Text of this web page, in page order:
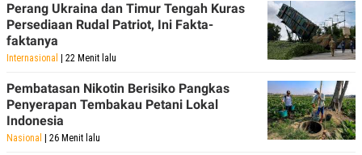
Perang Ukraina dan Timur Tengah Kuras
Persediaan Rudal Patriot, Ini Fakta-
faktanya
Internasional | 22 Menit lalu
Pembatasan Nikotin Berisiko Pangkas
Penyerapan Tembakau Petani Lokal
Indonesia
Nasional | 26 Menit lalu